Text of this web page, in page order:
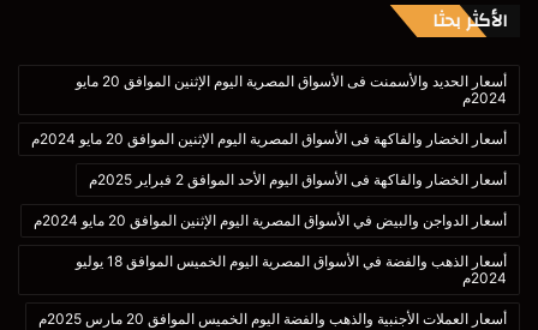
الأكثر بحثا
أسعار الحديد والأسمنت فى الأسواق المصرية اليوم الإثنين الموافق 20 مايو
2024م
أسعار الخضار والفاكهة فى الأسواق المصرية اليوم الإثنين الموافق 20 مايو 2024م
أسعار الخضار والفاكهة فى الأسواق اليوم الأحد الموافق 2 فبراير 2025م
أسعار الدواجن والبيض في الأسواق المصرية اليوم الإثنين الموافق 20 مايو 2024م
أسعار الذهب والفضة في الأسواق المصرية اليوم الخميس الموافق 18 يوليو
2024م
أسعار العملات الأجنبية والذهب والفضة اليوم الخميس الموافق 20 مارس 2025م